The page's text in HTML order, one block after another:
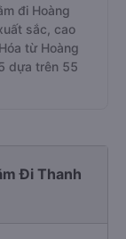
đi Hoàng
sắc, cao
từ Hoàng
dựa trên 55
Đi Thanh